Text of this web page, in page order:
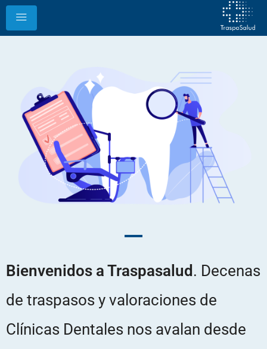
Bienvenidos a Traspasalud . Decenas
de traspasos y valoraciones de
Clínicas Dentales nos avalan desde